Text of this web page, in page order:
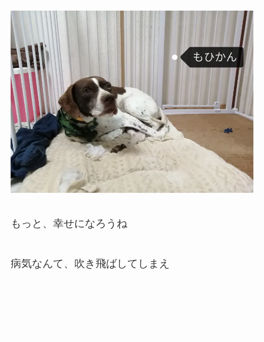
もっと、幸せになろうね
病気なんて、吹き飛ばしてしまえ